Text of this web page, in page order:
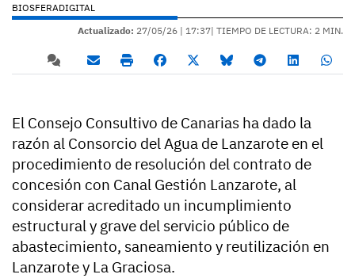
BIOSFERADIGITAL
Actualizado: 27/05/26 | 17:37| TIEMPO DE LECTURA: 2 MIN.
El Consejo Consultivo de Canarias ha dado la
razón al Consorcio del Agua de Lanzarote en el
procedimiento de resolución del contrato de
concesión con Canal Gestión Lanzarote, al
considerar acreditado un incumplimiento
estructural y grave del servicio público de
abastecimiento, saneamiento y reutilización en
Lanzarote y La Graciosa.